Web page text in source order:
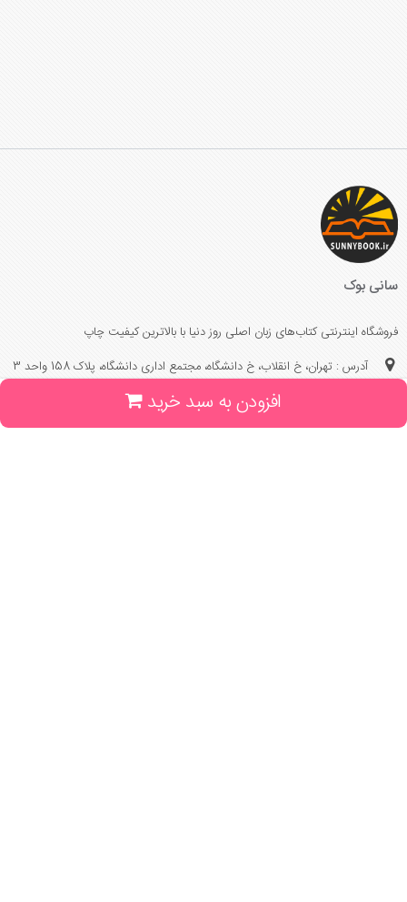
افزودن به سبد خرید
سانی بوک
فروشگاه اینترنتی کتاب‌های زبان اصلی روز دنیا با بالاترین کیفیت چاپ
آدرس : تهران، خ انقلاب، خ دانشگاه، مجتمع اداری دانشگاه، پلاک 158 واحد 3
تماس حاصل فرمایید)